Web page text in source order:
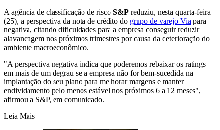
A agência de classificação de risco S&P reduziu, nesta quarta-feira
(25), a perspectiva da nota de crédito do grupo de varejo Via para
negativa, citando dificuldades para a empresa conseguir reduzir
alavancagem nos próximos trimestres por causa da deterioração do
ambiente macroeconômico.
"A perspectiva negativa indica que poderemos rebaixar os ratings
em mais de um degrau se a empresa não for bem-sucedida na
implantação do seu plano para melhorar margens e manter
endividamento pelo menos estável nos próximos 6 a 12 meses",
afirmou a S&P, em comunicado.
Leia Mais